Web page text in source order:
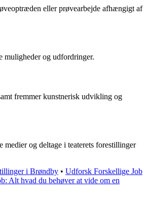
eller prøvearbejde afhængigt af
muligheder og udfordringer.
fremmer kunstnerisk udvikling og
medier og deltage i teaterets forestillinger
i Brøndby • Udforsk Forskellige Job
Alt hvad du behøver at vide om en